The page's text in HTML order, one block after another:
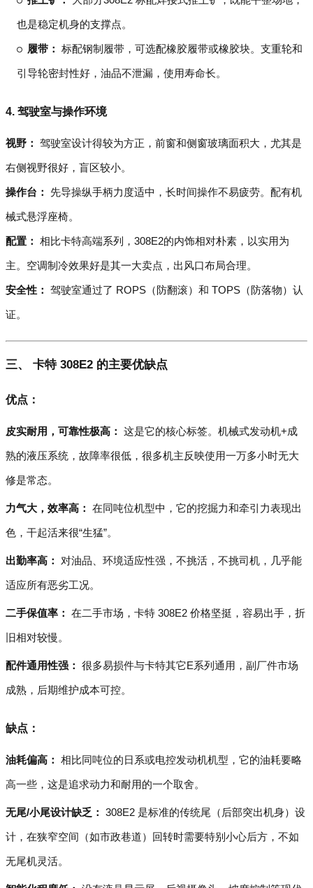
也是稳定机身的支撑点。
履带： 标配钢制履带，可选配橡胶履带或橡胶块。支重轮和
引导轮密封性好，油品不泄漏，使用寿命长。
4. 驾驶室与操作环境
视野： 驾驶室设计得较为方正，前窗和侧窗玻璃面积大，尤其是
右侧视野很好，盲区较小。
操作台： 先导操纵手柄力度适中，长时间操作不易疲劳。配有机
械式悬浮座椅。
配置： 相比卡特高端系列，308E2的内饰相对朴素，以实用为
主。空调制冷效果好是其一大卖点，出风口布局合理。
安全性： 驾驶室通过了 ROPS（防翻滚）和 TOPS（防落物）认
证。
三、 卡特 308E2 的主要优缺点
优点：
皮实耐用，可靠性极高： 这是它的核心标签。机械式发动机+成
熟的液压系统，故障率很低，很多机主反映使用一万多小时无大
修是常态。
力气大，效率高： 在同吨位机型中，它的挖掘力和牵引力表现出
色，干起活来很“生猛”。
出勤率高： 对油品、环境适应性强，不挑活，不挑司机，几乎能
适应所有恶劣工况。
二手保值率： 在二手市场，卡特 308E2 价格坚挺，容易出手，折
旧相对较慢。
配件通用性强： 很多易损件与卡特其它E系列通用，副厂件市场
成熟，后期维护成本可控。
缺点：
油耗偏高： 相比同吨位的日系或电控发动机机型，它的油耗要略
高一些，这是追求动力和耐用的一个取舍。
无尾/小尾设计缺乏： 308E2 是标准的传统尾（后部突出机身）设
计，在狭窄空间（如市政巷道）回转时需要特别小心后方，不如
无尾机灵活。